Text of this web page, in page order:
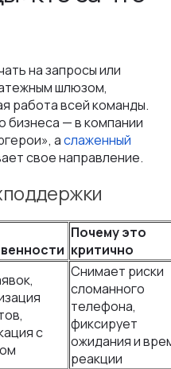
на запросы или
шлюзом,
работа всей команды.
бизнеса — в компании
аслаженный
свое направление.
Почему это
критично
с
Снимает риски
сломанного
телефона,
фиксирует
ожидания и
реакции